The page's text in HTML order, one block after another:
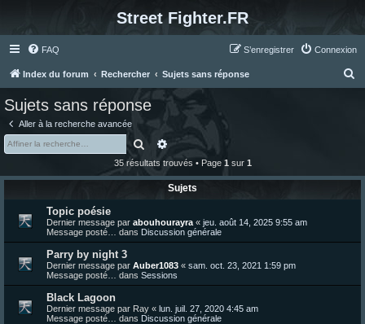
Street Fighter.FR
FAQ Connexion
S’enregistrer
Index du forum Rechercher Sujets sans réponse
Sujets sans réponse
Aller à la recherche avancée
RechercherRecherche avancée
35 résultats trouvés • Page 1 sur 1
Sujets
Topic poésie
Dernier message par abouhourayra « jeu. août 14, 2025 9:55 am
Message posté… dans Discussion générale
Parry by night 3
Dernier message par Auber1083 « sam. oct. 23, 2021 1:59 pm
Message posté… dans Sessions
Black Lagoon
Dernier message par Ray « lun. juil. 27, 2020 4:45 am
Message posté… dans Discussion générale